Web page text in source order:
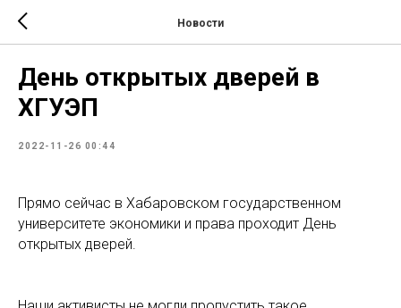
Новости
День открытых дверей в
ХГУЭП
2022-11-26 00:44
Прямо сейчас в Хабаровском государственном
университете экономики и права проходит День
открытых дверей.